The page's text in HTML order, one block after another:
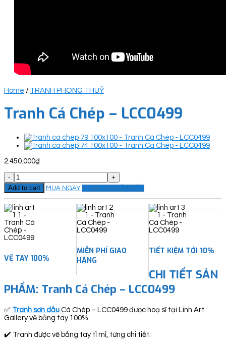
Home / TRANH PHONG THUỶ
Tranh Cá Chép – LCC0499
2.450.000₫
Tranh
Cá
Chép
-
LCC0499
quantity
Add to cart MUA NGAY ĐẶT THEO YÊU CẦU
VẼ TAY 100%
MIỄN PHÍ GIAO
HÀNG
TIẾT KIỆM TỚI 10%
CHI TIẾT SẢN
PHẨM: Tranh Cá Chép – LCC0499
✅ Tranh sơn dầu Cá Chép – LCC0499 được hoạ sĩ tại Linh Art
Gallery vẽ bằng tay 100%.
✔️ Tranh được vẽ bằng tay tỉ mỉ, từng chi tiết.